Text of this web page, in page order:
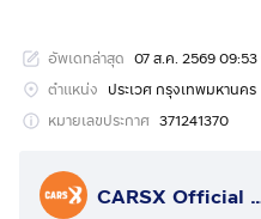
รับประกัน 5 ปี 50,000 กม.
ดอกเบี้ยพิเศษเริ่ม 2.39% มีม
มีเลขาฉุกเฉินดูแล 24 ชั่วโม
ส่งรถฟรีทั่วประเทศ
อัพเดทล่าสุด 07 ส.ค. 2569 09:53
ตำแหน่ง ประเวศ กรุงเทพมหานคร
หมายเลขประกาศ 371241370
CARSX Official - ค